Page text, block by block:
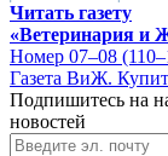
Читать газету
«Ветеринария и
Номер 07–08
Газета ВиЖ.
Подпишитесь на
новостей